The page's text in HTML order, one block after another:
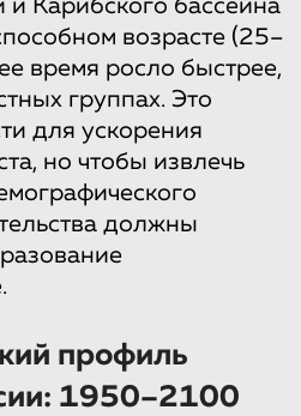
Карибского бассейна
возрасте (25–
время росло быстрее,
группах. Это
для ускорения
но чтобы извлечь
должны
профиль
1950–2100